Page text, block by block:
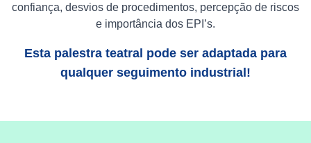
confiança, desvios de procedimentos, percepção de riscos
e importância dos EPI’s.
Esta palestra teatral pode ser adaptada para
qualquer seguimento industrial!